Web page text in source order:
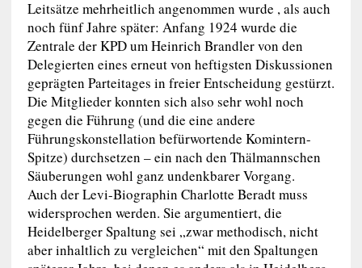
Leitsätze mehrheitlich angenommen wurde , als auch
noch fünf Jahre später: Anfang 1924 wurde die
Zentrale der KPD um Heinrich Brandler von den
Delegierten eines erneut von heftigsten Diskussionen
geprägten Parteitages in freier Entscheidung gestürzt.
Die Mitglieder konnten sich also sehr wohl noch
gegen die Führung (und die eine andere
Führungskonstellation befürwortende Komintern-
Spitze) durchsetzen – ein nach den Thälmannschen
Säuberungen wohl ganz undenkbarer Vorgang.
Auch der Levi-Biographin Charlotte Beradt muss
widersprochen werden. Sie argumentiert, die
Heidelberger Spaltung sei „zwar methodisch, nicht
aber inhaltlich zu vergleichen“ mit den Spaltungen